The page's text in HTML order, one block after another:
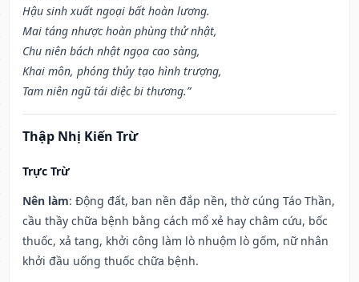
Hậu sinh xuất ngoại bất hoàn lương.
Mai táng nhược hoàn phùng thử nhật,
Chu niên bách nhật ngọa cao sàng,
Khai môn, phóng thủy tạo hình trượng,
Tam niên ngũ tái diệc bi thương.”
Thập Nhị Kiến Trừ
Trực Trừ
Nên làm: Động đất, ban nền đắp nền, thờ cúng Táo Thần,
cầu thầy chữa bệnh bằng cách mổ xẻ hay châm cứu, bốc
thuốc, xả tang, khởi công làm lò nhuộm lò gốm, nữ nhân
khởi đầu uống thuốc chữa bệnh.